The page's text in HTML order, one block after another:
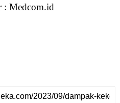
: Medcom.id